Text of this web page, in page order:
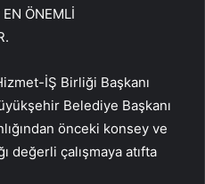
ÖNEMLİ
İŞ Birliği Başkanı
Belediye Başkanı
önceki konsey ve
değerli çalışmaya atıfta